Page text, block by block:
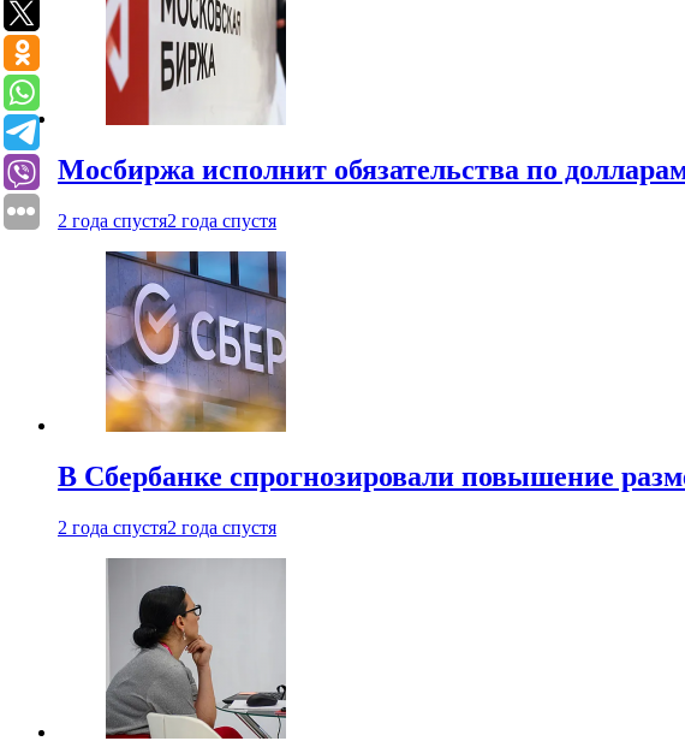
Мосбиржа исполнит обязательства по
2 года спустя2 года спустя
В Сбербанке спрогнозировали повышение
2 года спустя2 года спустя